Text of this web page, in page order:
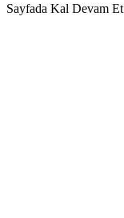
Sayfada Kal Devam Et